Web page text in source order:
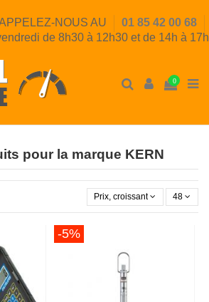
NOUS AU
01 85 42 00 68
de 8h30 à 12h30 et de 14h à 17h
0
pour la marque KERN
Prix, croissant 48
-5%